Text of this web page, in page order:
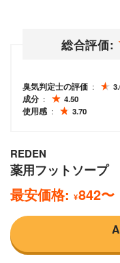
総合評価:
臭気判定士の評価
成分
4.50
使用感
3.70
REDEN
薬用フットソープ
最安価格: ¥842〜